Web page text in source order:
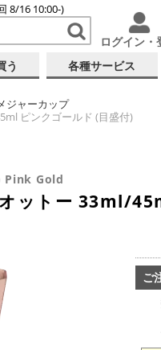
8/16 10:00-)
ログイン・
う 各種サービス
ジャーカップ
ピンクゴールド (目盛付)
Pink Gold
ットー 33ml/
ご